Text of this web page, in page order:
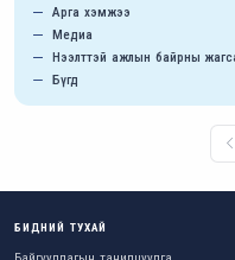
Арга хэмжээ
Медиа
Нээлттэй ажлын байрны
Бүгд
БИДНИЙ ТУХАЙ